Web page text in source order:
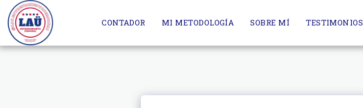
CONTADOR MI METODOLOGÍA SOBRE MÍ TESTIMONIOS